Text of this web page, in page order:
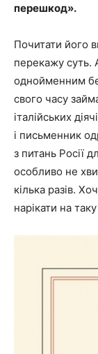
перешкод».
Почитати його
перекажу суть.
однойменним
свого часу
італійських
і письменник
з питань Росії
особливо не
кілька разів.
нарікати на